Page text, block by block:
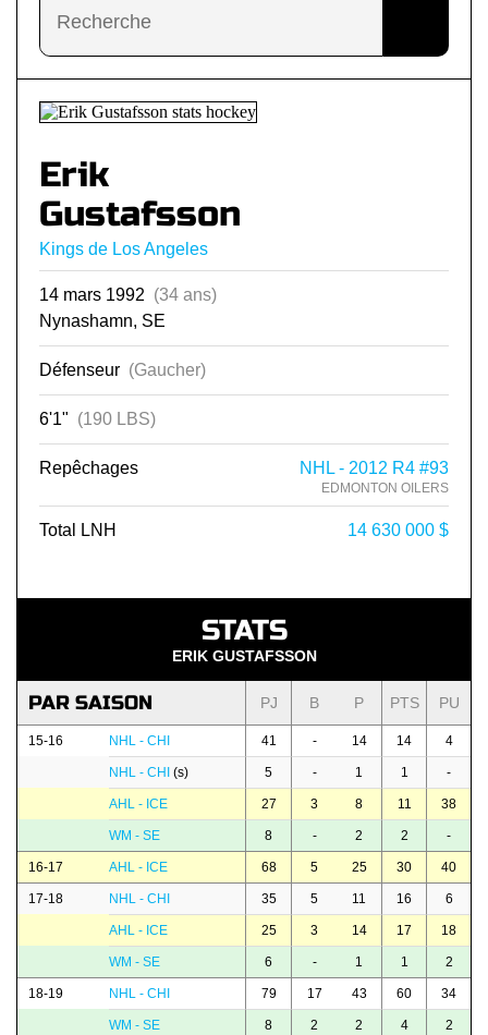
Erik
Gustafsson
Kings de Los Angeles
14 mars 1992 (34 ans)
Nynashamn, SE
Défenseur (Gaucher)
6'1" (190 LBS)
Repêchages NHL - 2012 R4 #93
EDMONTON OILERS
Total LNH 14 630 000 $
STATS
ERIK GUSTAFSSON
PAR SAISON PJ B P PTS PU
15-16 NHL - CHI 41 - 14 14 4
NHL - CHI (s) 5 - 1 1 -
AHL - ICE 27 3 8 11 38
WM - SE 8 - 2 2 -
16-17 AHL - ICE 68 5 25 30 40
17-18 NHL - CHI 35 5 11 16 6
AHL - ICE 25 3 14 17 18
WM - SE 6 - 1 1 2
18-19 NHL - CHI 79 17 43 60 34
WM - SE 8 2 2 4 2